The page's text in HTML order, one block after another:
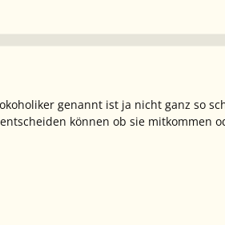
genannt ist ja nicht ganz so
können ob sie mitkommen